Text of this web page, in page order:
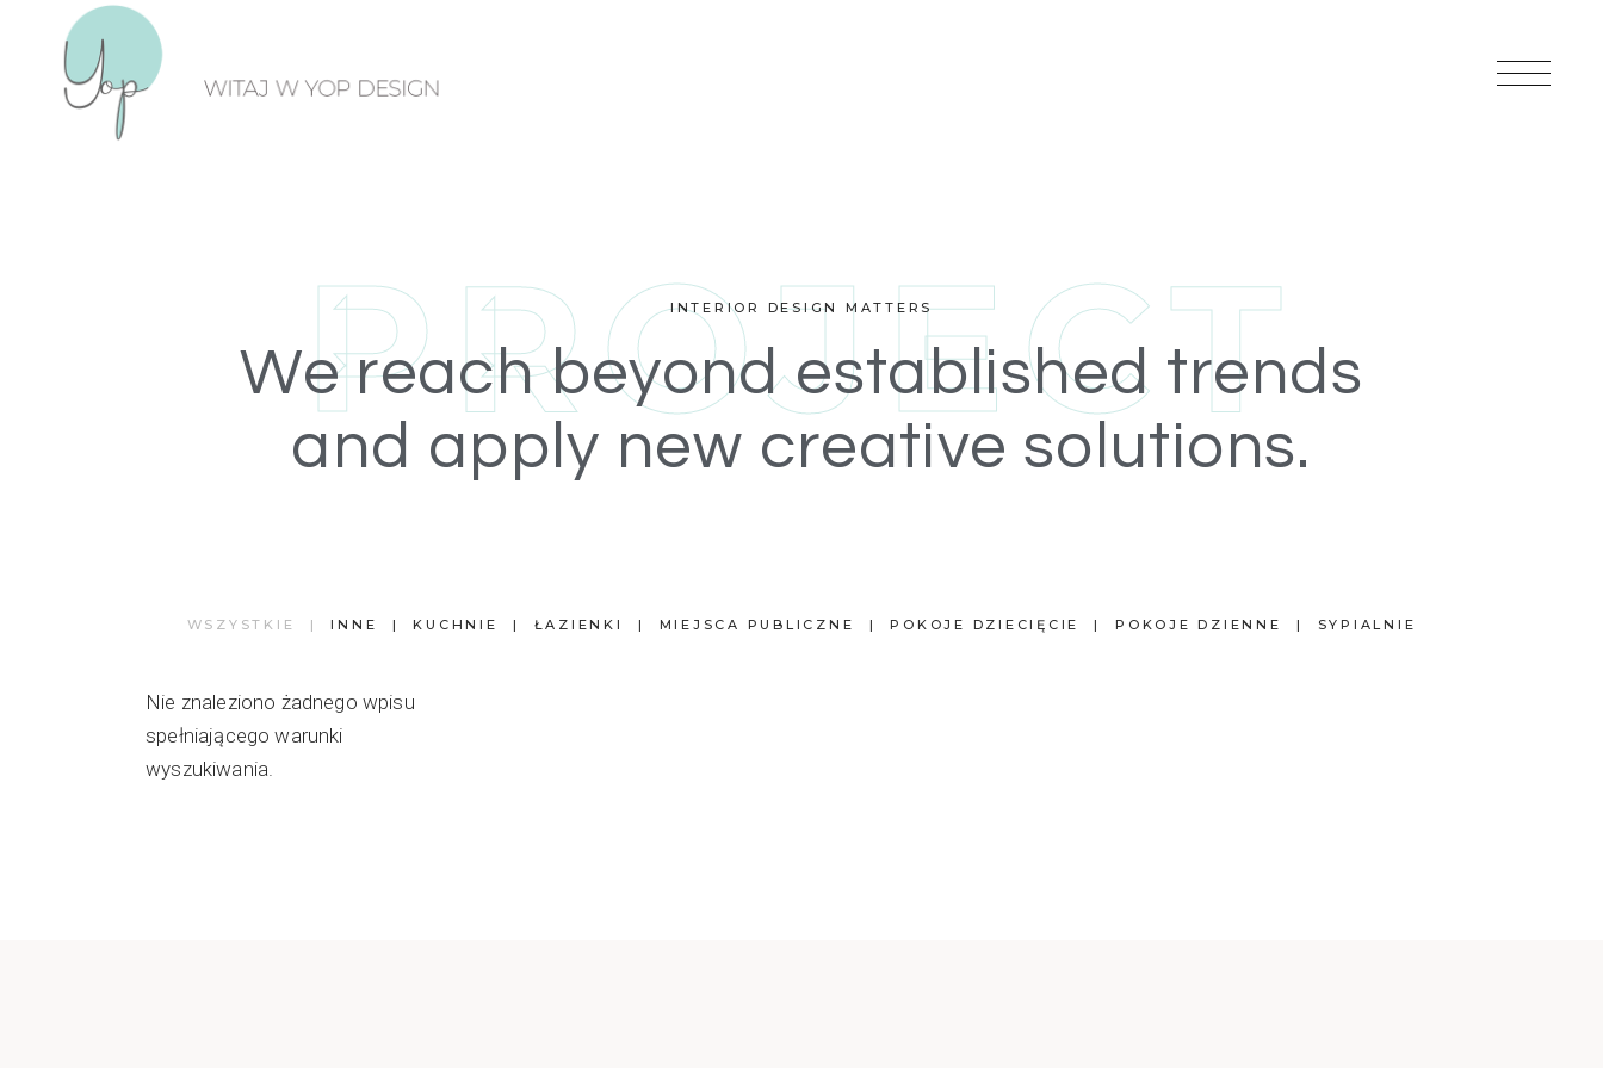
INTERIOR DESIGN MATTERS
We reach beyond established trends
and apply new creative solutions.
PROJECT
WSZYSTKIE INNE KUCHNIE ŁAZIENKI MIEJSCA PUBLICZNE POKOJE DZIECIĘCIE POKOJE DZIENNE SYPIALNIE
Nie znaleziono żadnego wpisu
spełniającego warunki
wyszukiwania.